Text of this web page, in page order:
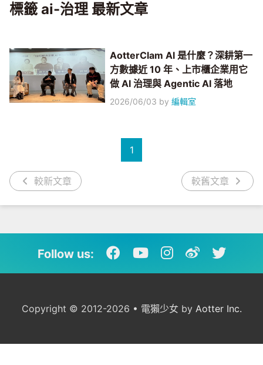
標籤 ai-治理 最新文章
AotterClam AI 是什麼？深耕第一
方數據近 10 年、上市櫃企業用它
做 AI 治理與 Agentic AI 落地
2026/06/03 by編輯室
較新文章
1
較舊文章
Follow us:
Copyright © 2012-2026 • 電獺少女 by Aotter Inc.